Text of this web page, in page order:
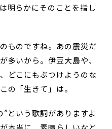
明らかにそのことを指し
ものですね。あの震災だ
多いから。伊豆大島や、
どこにもぶつけようのな
の「生きて」は。
という歌詞がありますよ